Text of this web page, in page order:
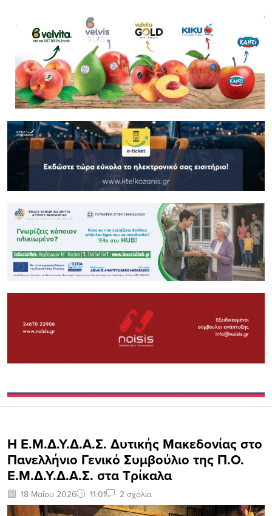
Η Ε.Μ.Δ.Υ.Δ.Α.Σ. Δυτικής Μακεδονίας στο
Πανελλήνιο Γενικό Συμβούλιο της Π.Ο.
Ε.Μ.Δ.Υ.Δ.Α.Σ. στα Τρίκαλα
18 Μαΐου 2026 11:01 2 σχόλια